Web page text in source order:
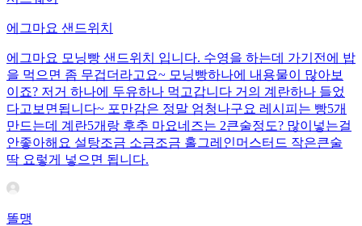
에그마요 샌드위치
에그마요 모닝빵 샌드위치 입니다. 수영을 하는데 가기전에 밥
을 먹으면 좀 무겁더라고요~ 모닝빵하나에 내용물이 많아보
이죠? 저거 하나에 두유하나 먹고갑니다 거의 계란하나 들었
다고보면됩니다~ 포만감은 정말 엄청나구요 레시피는 빵5개
만드는데 계란5개랑 후추 마요네즈는 2큰술정도? 많이넣는걸
안좋아해요 설탕조금 소금조금 홀그레인머스터드 작은큰술
딱 요렇게 넣으면 됩니다.
똘맹